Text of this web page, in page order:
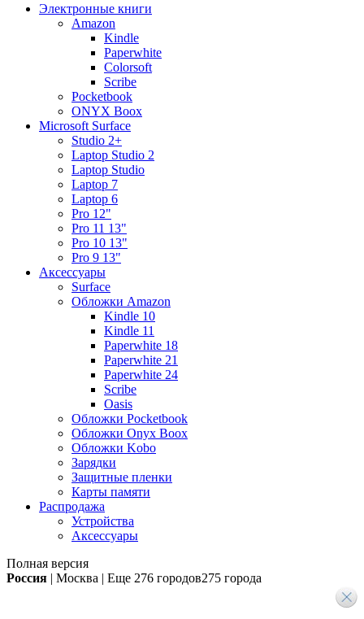
Электронные книги
Amazon
Kindle
Paperwhite
Colorsoft
Scribe
Pocketbook
ONYX Boox
Microsoft Surface
Studio 2+
Laptop Studio 2
Laptop Studio
Laptop 7
Laptop 6
Pro 12"
Pro 11 13"
Pro 10 13"
Pro 9 13"
Аксессуары
Surface
Обложки Amazon
Kindle 10
Kindle 11
Paperwhite 18
Paperwhite 21
Paperwhite 24
Scribe
Oasis
Обложки Pocketbook
Обложки Onyx Boox
Обложки Kobo
Зарядки
Защитные пленки
Карты памяти
Распродажа
Устройства
Аксессуары
Полная версия
Россия | Москва | Еще 276 городов275 города